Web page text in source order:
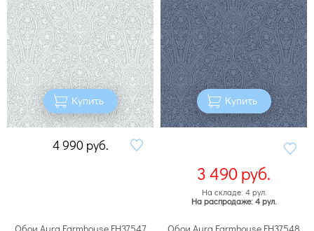
Купить
4 990 руб.
Купить
3 490руб.
На складе: 4 рул.
На распродаже: 4 рул.